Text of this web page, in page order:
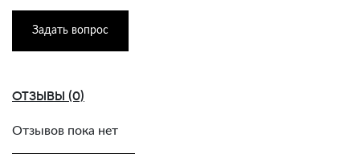
Задать вопрос
ОТЗЫВЫ (0)
Отзывов пока нет